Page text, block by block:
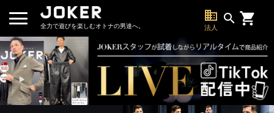
全力で遊びを楽しむオトナの男達へ。
business
法人
search